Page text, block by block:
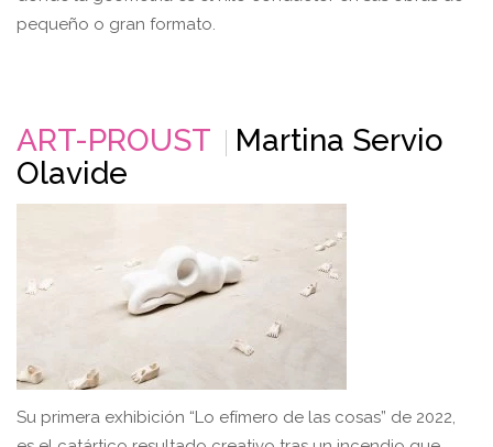
pequeño o gran formato.
ART-PROUST
Martina Servio
Olavide
Su primera exhibición “Lo efímero de las cosas” de 2022,